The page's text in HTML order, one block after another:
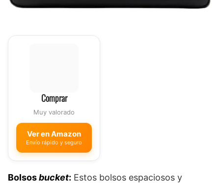
Comprar
Muy valorado
Ver en Amazon
Envío rápido y seguro
Bolsosbucket: Estos bolsos espaciosos y